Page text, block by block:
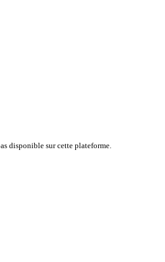
disponible sur cette plateforme.